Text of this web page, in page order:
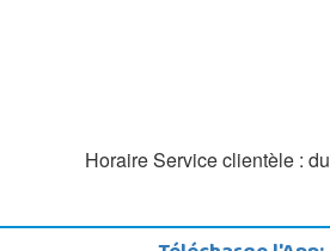
Horaire Service clientèle : du